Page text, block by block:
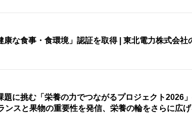
な食事・食環境」認証を取得 | 東北電力株式会社
に挑む「栄養の力でつながるプロジェクト2026
ンスと果物の重要性を発信、栄養の輪をさらに広